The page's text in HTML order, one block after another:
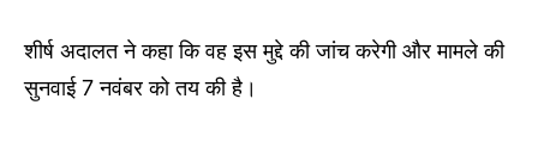
शीर्ष अदालत ने कहा कि वह इस मुद्दे की जांच करेगी और मामले की
सुनवाई 7 नवंबर को तय की है।